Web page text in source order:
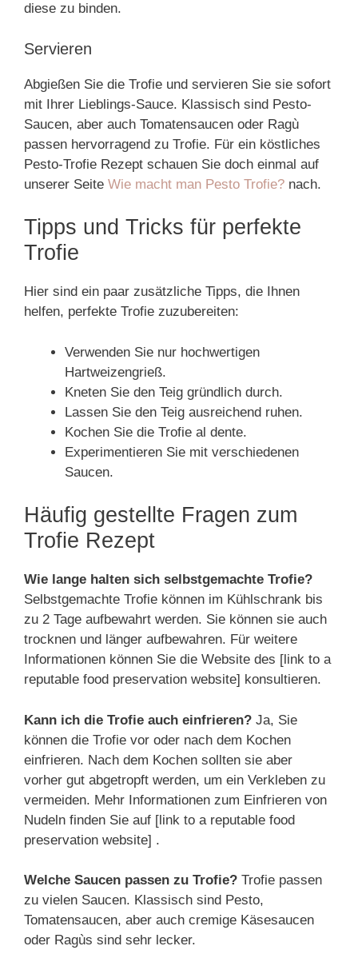
diese zu binden.
Servieren
Abgießen Sie die Trofie und servieren Sie sie sofort
mit Ihrer Lieblings-Sauce. Klassisch sind Pesto-
Saucen, aber auch Tomatensaucen oder Ragù
passen hervorragend zu Trofie. Für ein köstliches
Pesto-Trofie Rezept schauen Sie doch einmal auf
unserer Seite Wie macht man Pesto Trofie? nach.
Tipps und Tricks für perfekte
Trofie
Hier sind ein paar zusätzliche Tipps, die Ihnen
helfen, perfekte Trofie zuzubereiten:
Verwenden Sie nur hochwertigen
Hartweizengrieß.
Kneten Sie den Teig gründlich durch.
Lassen Sie den Teig ausreichend ruhen.
Kochen Sie die Trofie al dente.
Experimentieren Sie mit verschiedenen
Saucen.
Häufig gestellte Fragen zum
Trofie Rezept
Wie lange halten sich selbstgemachte Trofie?
Selbstgemachte Trofie können im Kühlschrank bis
zu 2 Tage aufbewahrt werden. Sie können sie auch
trocknen und länger aufbewahren. Für weitere
Informationen können Sie die Website des [link to a
reputable food preservation website] konsultieren.
Kann ich die Trofie auch einfrieren? Ja, Sie
können die Trofie vor oder nach dem Kochen
einfrieren. Nach dem Kochen sollten sie aber
vorher gut abgetropft werden, um ein Verkleben zu
vermeiden. Mehr Informationen zum Einfrieren von
Nudeln finden Sie auf [link to a reputable food
preservation website] .
Welche Saucen passen zu Trofie? Trofie passen
zu vielen Saucen. Klassisch sind Pesto,
Tomatensaucen, aber auch cremige Käsesaucen
oder Ragùs sind sehr lecker.